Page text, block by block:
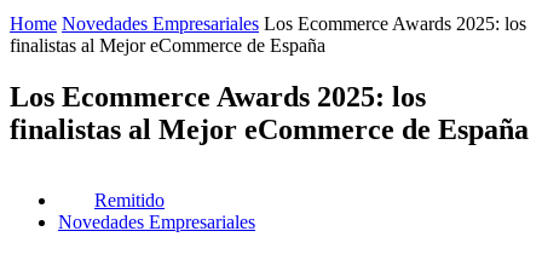
Home Novedades Empresariales Los Ecommerce Awards 2025: los
finalistas al Mejor eCommerce de España
Los Ecommerce Awards 2025: los
finalistas al Mejor eCommerce de España
Remitido
Novedades Empresariales